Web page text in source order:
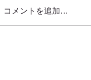
コメントを追加…